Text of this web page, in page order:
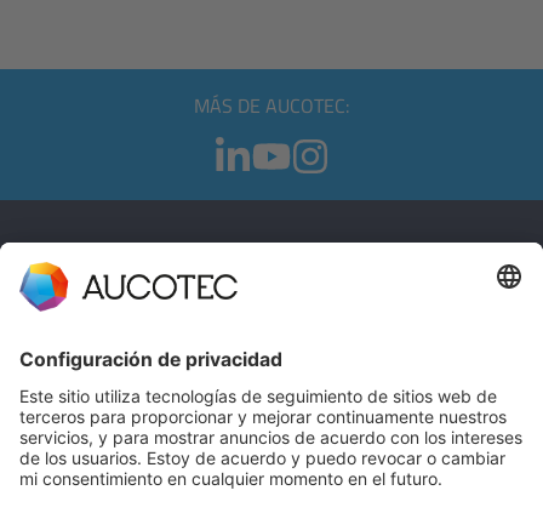
MÁS DE AUCOTEC:
CONTACTO
Teléfono +49 511 6103 0
AUCOTEC AG